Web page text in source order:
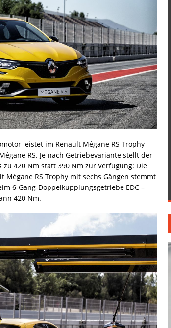
leistet im Renault Mégane RS Trophy
RS. Je nach Getriebevariante stellt der
420 Nm statt 390 Nm zur Verfügung: Die
Mégane RS Trophy mit sechs Gängen stemmt
6-Gang-Doppelkupplungsgetriebe EDC –
420 Nm.